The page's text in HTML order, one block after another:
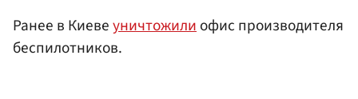
Ранее в Киевеуничтожилиофис производителя
беспилотников.